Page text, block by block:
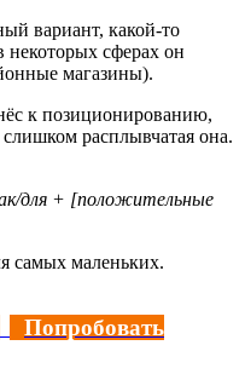
вариант, какой-то
некоторых сферах он
магазины).
к позиционированию,
расплывчатая она.
для + [положительные
самых маленьких.
Попробовать